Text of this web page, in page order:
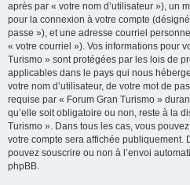
après par « votre nom d’utilisateur »), un
pour la connexion à votre compte
passe »), et une adresse courriel
« votre courriel »). Vos informations pour
Turismo » sont protégées par les lois de
applicables dans le pays qui nous
votre nom d’utilisateur, de votre mot de
requise par « Forum Gran Turismo »
qu’elle soit obligatoire ou non, reste à la
Turismo ». Dans tous les cas, vous
votre compte sera affichée publiquement.
pouvez souscrire ou non à l’envoi
phpBB.